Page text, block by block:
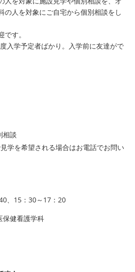
の人を対象にご自宅から個別相談をし
す。
入学予定者ばかり。入学前に友達がで
相談
学を希望される場合はお電話でお問い
、15：30～17：20
保健看護学科